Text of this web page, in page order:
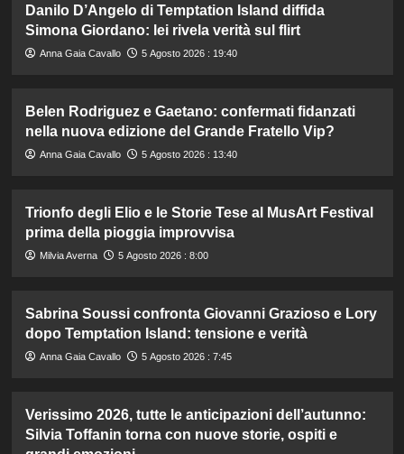
Danilo D’Angelo di Temptation Island diffida
Simona Giordano: lei rivela verità sul flirt
Anna Gaia Cavallo 5 Agosto 2026 : 19:40
Belen Rodriguez e Gaetano: confermati fidanzati
nella nuova edizione del Grande Fratello Vip?
Anna Gaia Cavallo 5 Agosto 2026 : 13:40
Trionfo degli Elio e le Storie Tese al MusArt Festival
prima della pioggia improvvisa
Milvia Averna 5 Agosto 2026 : 8:00
Sabrina Soussi confronta Giovanni Grazioso e Lory
dopo Temptation Island: tensione e verità
Anna Gaia Cavallo 5 Agosto 2026 : 7:45
Verissimo 2026, tutte le anticipazioni dell’autunno:
Silvia Toffanin torna con nuove storie, ospiti e